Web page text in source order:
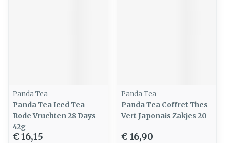
Panda Tea
Panda Tea Iced Tea
Rode Vruchten 28 Days
42g
€ 16,15
Panda Tea
Panda Tea Coffret Thes
Vert Japonais Zakjes 20
€ 16,90